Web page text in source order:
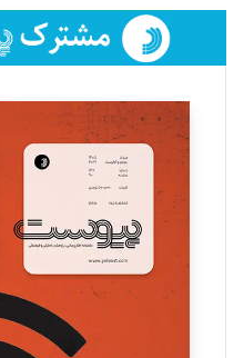
فائزه فتحی رستمی
تحریریه
سروش کرمیان
تحریریه
مینا پاکدل